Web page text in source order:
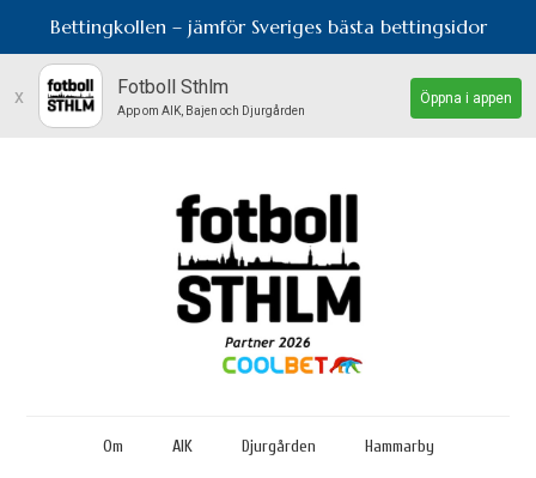
Bettingkollen – jämför Sveriges bästa bettingsidor
x Fotboll Sthlm
App om AIK, Bajen och Djurgården
Öppna i appen
Om AIK Djurgården Hammarby